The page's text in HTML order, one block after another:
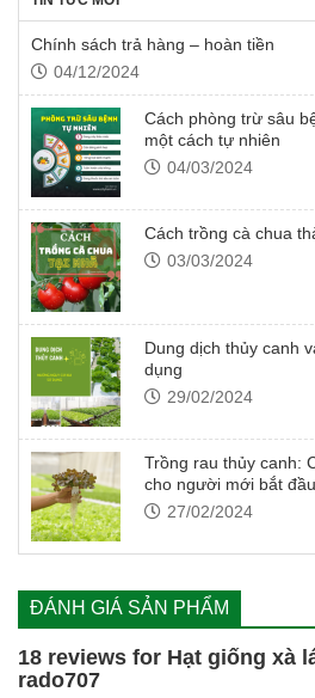
Chính sách trả hàng – hoàn tiền
04/12/2024
Cách phòng trừ sâu
một cách tự nhiên
04/03/2024
Cách trồng cà chua
03/03/2024
Dung dịch thủy canh
dụng
29/02/2024
Trồng rau thủy canh:
cho người mới bắt đầu
27/02/2024
ĐÁNH GIÁ SẢN PHẨM
18 reviews for Hạt giống xà
rado707